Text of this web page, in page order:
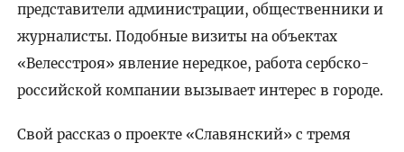
представители администрации, общественники и
журналисты. Подобные визиты на объектах
«Велесстроя» явление нередкое, работа сербско-
российской компании вызывает интерес в городе.
Свой рассказ о проекте «Славянский» с тремя